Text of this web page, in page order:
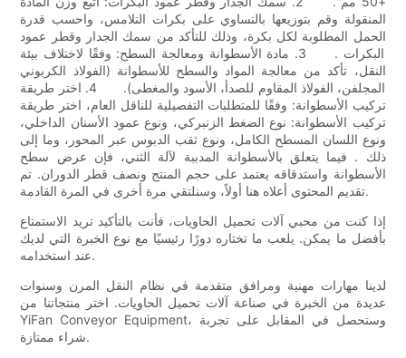
المنقولة وقم بتوزيعها بالتساوي على بكرات التلامس، واحسب قدرة
الحمل المطلوبة لكل بكرة، وذلك للتأكد من سمك الجدار وقطر عمود
البكرات . 3. مادة الأسطوانة ومعالجة السطح: وفقًا لاختلاف بيئة
النقل، تأكد من معالجة المواد والسطح للأسطوانة (الفولاذ الكربوني
المجلفن، الفولاذ المقاوم للصدأ، الأسود والمغطى). 4. اختر طريقة
تركيب الأسطوانة: وفقًا للمتطلبات التفصيلية للناقل العام، اختر طريقة
تركيب الأسطوانة: نوع الضغط الزنبركي، ونوع عمود الأسنان الداخلي،
ونوع اللسان المسطح الكامل، ونوع ثقب الدبوس عبر المحور، وما إلى
ذلك . فيما يتعلق بالأسطوانة المدببة لآلة الثني، فإن عرض سطح
الأسطوانة واستدقاقه يعتمد على حجم المنتج ونصف قطر الدوران. تم
تقديم المحتوى أعلاه هنا أولاً، وسنلتقي مرة أخرى في المرة القادمة.
إذا كنت من محبي آلات تحميل الحاويات، فأنت بالتأكيد تريد الاستمتاع
بأفضل ما يمكن. يلعب ما تختاره دورًا رئيسيًا مع نوع الخبرة التي لديك
عند استخدامه.
لدينا مهارات مهنية ومرافق متقدمة في نظام النقل المرن وسنوات
عديدة من الخبرة في صناعة آلات تحميل الحاويات. اختر منتجاتنا من
YiFan Conveyor Equipment، وستحصل في المقابل على تجربة
شراء ممتازة.